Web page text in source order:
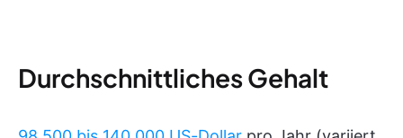
Durchschnittliches Gehalt